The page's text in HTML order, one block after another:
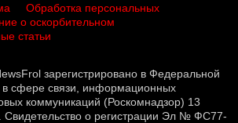
Обработка персональных
о оскорбительном
статьи
зарегистрировано в Федеральной
в сфере связи, информационных
коммуникаций (Роскомнадзор) 13
Свидетельство о регистрации Эл № ФС77-